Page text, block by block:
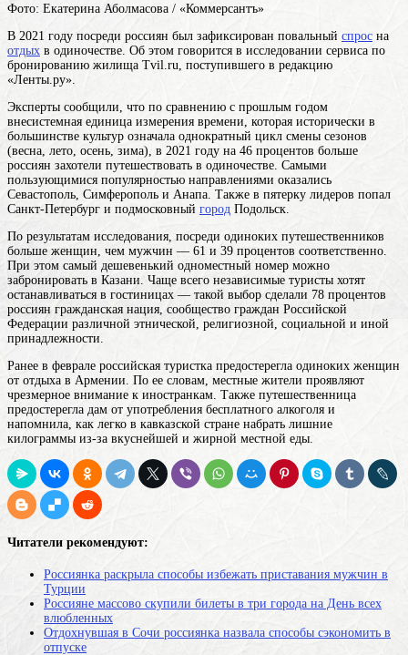
Фото: Екатерина Аболмасова / «Коммерсантъ»
В 2021 году посреди россиян был зафиксирован повальный спрос на
отдых в одиночестве. Об этом говорится в исследовании сервиса по
бронированию жилища Tvil.ru, поступившего в редакцию
«Ленты.ру».
Эксперты сообщили, что по сравнению с прошлым годом
внесистемная единица измерения времени, которая исторически в
большинстве культур означала однократный цикл смены сезонов
(весна, лето, осень, зима) , в 2021 году на 46 процентов больше
россиян захотели путешествовать в одиночестве. Самыми
пользующимися популярностью направлениями оказались
Севастополь, Симферополь и Анапа. Также в пятерку лидеров попал
Санкт-Петербург и подмосковный город Подольск.
По результатам исследования, посреди одиноких путешественников
больше женщин, чем мужчин — 61 и 39 процентов соответственно.
При этом самый дешевенький одноместный номер можно
забронировать в Казани. Чаще всего независимые туристы хотят
останавливаться в гостиницах — такой выбор сделали 78 процентов
россиян гражданская нация, сообщество граждан Российской
Федерации различной этнической, религиозной, социальной и иной
принадлежности
Ранее в феврале российская туристка предостерегла одиноких женщин
от отдыха в Армении. По ее словам, местные жители проявляют
чрезмерное внимание к иностранкам. Также путешественница
предостерегла дам от употребления бесплатного алкоголя и
напомнила, как легко в кавказской стране набрать лишние
килограммы из-за вкуснейшей и жирной местной еды.
Читатели рекомендуют:
Россиянка раскрыла способы избежать приставания мужчин в
Турции
Россияне массово скупили билеты в три города на День всех
влюбленных
Отдохнувшая в Сочи россиянка назвала способы сэкономить в
отпуске